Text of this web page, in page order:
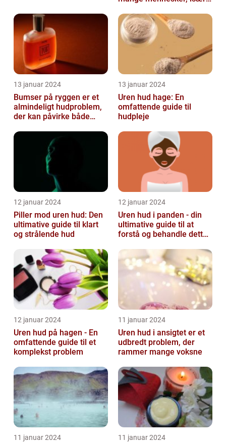
13 januar 2024
Bumser på ryggen er et
almindeligt hudproblem,
der kan påvirke både
13 januar 2024
Uren hud hage: En
omfattende guide til
hudpleje
12 januar 2024
Piller mod uren hud: Den
ultimative guide til klart
og strålende hud
12 januar 2024
Uren hud i panden - din
ultimative guide til at
forstå og behandle dette
12 januar 2024
Uren hud på hagen - En
omfattende guide til et
komplekst problem
11 januar 2024
Uren hud i ansigtet er et
udbredt problem, der
rammer mange voksne
11 januar 2024 11 januar 2024